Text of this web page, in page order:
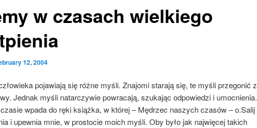
w czasach wielkiego
12, 2004
pojawiają się różne myśli. Znajomi starają się, te myśli przegonić z
Jednak myśli natarczywie powracają, szukając odpowiedzi i umocnienia.
wpada do ręki książka, w której – Mędrzec naszych czasów – o.Salij
i upewnia mnie, w prostocie moich myśli. Oby było jak najwięcej takich